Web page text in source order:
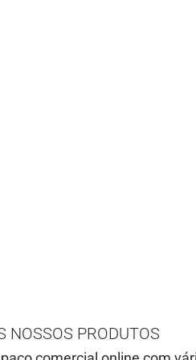
NOSSOS PRODUTOS